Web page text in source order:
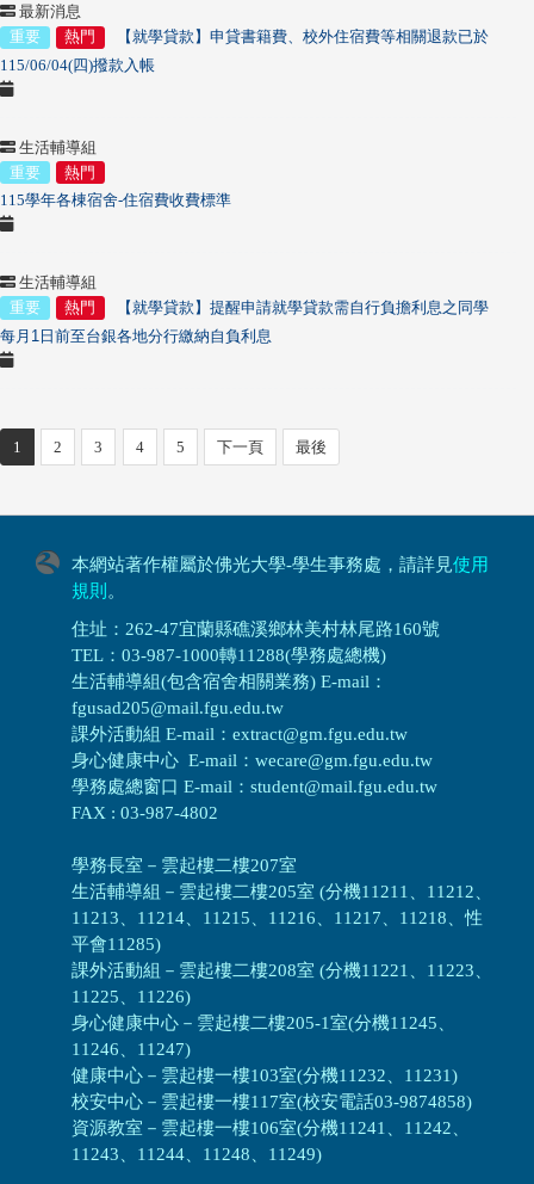
最新消息
重要
熱門
【就學貸款】申貸書籍費、校外住宿費等相關退款已於
115/06/04(四)撥款入帳
生活輔導組
重要
熱門
115學年各棟宿舍-住宿費收費標準
生活輔導組
重要
熱門 【就學貸款】提醒申請就學貸款需自行負擔利息之同學
每月 1 日前至台銀各地分行繳納自負利息
1 2 3 4 5 下一頁 最後
本網站著作權屬於佛光大學-學生事務處，請詳見使用
規則 。
住址：262-47宜蘭縣礁溪鄉林美村林尾路160號
TEL：03-987-1000轉11288(學務處總機)
生活輔導組(包含宿舍相關業務) E-mail：
fgusad205@mail.fgu.edu.tw
課外活動組 E-mail：extract@gm.fgu.edu.tw
身心健康中心 E-mail：wecare@gm.fgu.edu.tw
學務處總窗口 E-mail：student@mail.fgu.edu.tw
FAX : 03-987-4802
學務長室－雲起樓二樓207室
生活輔導組 － 雲起樓二樓205室 (分機11211、11212、
11213、11214、11215、11216、11217、11218、性
平會11285)
課外活動組 － 雲起樓二樓208室 (分機11221、11223、
11225、11226)
身心健康中心 － 雲起樓二樓205-1室(分機11245、
11246、11247)
健康中心－ 雲起樓一樓103室(分機11232、11231)
校安中心－ 雲起樓一樓117室(校安電話03-9874858)
資源教室 － 雲起樓一樓106室(分機11241、11242、
11243、11244、11248、11249)